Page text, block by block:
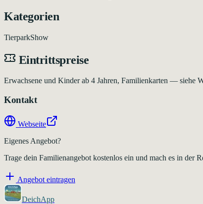
Kategorien
TierparkShow
Eintrittspreise
Erwachsene und Kinder ab 4 Jahren, Familienkarten — siehe
Kontakt
Webseite
Eigenes Angebot?
Trage dein Familienangebot kostenlos ein und mach es in der
Angebot eintragen
DeichApp